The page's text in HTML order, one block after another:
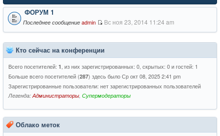
ФОРУМ 1
Последнее сообщение admin Вс ноя 23, 2014 11:24 am
Кто сейчас на конференции
Всего посетителей: 1 , из них зарегистрированных: 0, скрытых: 0 и гостей: 1
Больше всего посетителей (287) здесь было Ср окт 08, 2025 2:41 pm
Зарегистрированные пользователи: нет зарегистрированных пользователей
Легенда:Администраторы, Супермодераторы
Облако меток